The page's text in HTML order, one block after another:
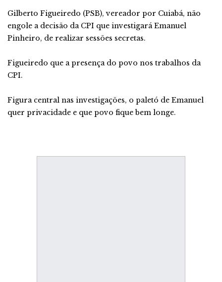
Gilberto Figueiredo (PSB), vereador por Cuiabá, não
engole a decisão da CPI que investigará Emanuel
Pinheiro, de realizar sessões secretas.
Figueiredo que a presença do povo nos trabalhos da
CPI.
Figura central nas investigações, o paletó de Emanuel
quer privacidade e que povo fique bem longe.